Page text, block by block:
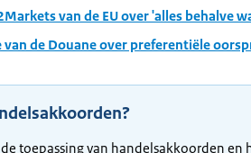
van de EU over 'alles behalve
de Douane over preferentiële
toepassing van handelsakkoorden en